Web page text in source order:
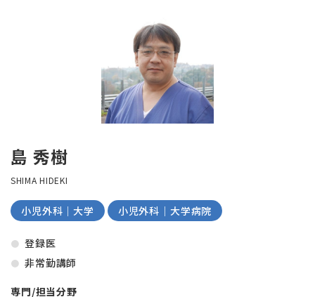
島 秀樹
SHIMA HIDEKI
小児外科｜大学 小児外科｜大学病院
登録医
非常勤講師
専門/担当分野